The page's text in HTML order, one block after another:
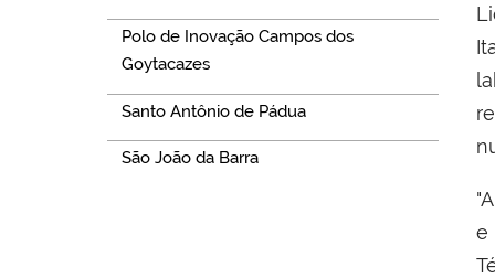
Polo de Inovação Campos dos
Goytacazes
Santo Antônio de Pádua
São João da Barra
e